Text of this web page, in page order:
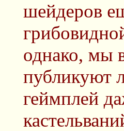
шейдеров
однако, мы
публикуют
геймплей